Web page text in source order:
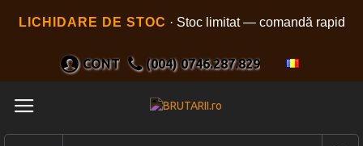
LICHIDARE DE STOC · Stoc limitat — comandă rapid
CONT (004) 0746.287.829